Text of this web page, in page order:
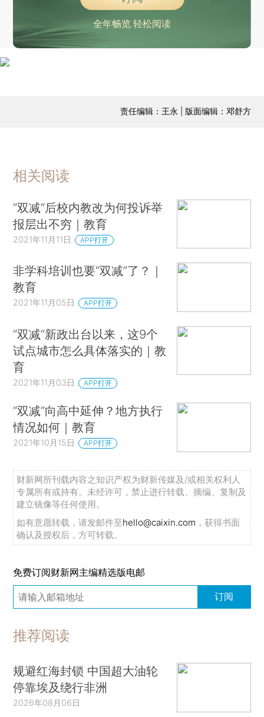
全年畅览 轻松阅读
责任编辑：王永 | 版面编辑：邓舒方
相关阅读
“双减”后校内教改为何投诉举
报层出不穷｜教育
2021年11月11日 APP打开
非学科培训也要“双减”了？｜
教育
2021年11月05日 APP打开
“双减”新政出台以来，这9个
试点城市怎么具体落实的｜教
育
2021年11月03日 APP打开
“双减”向高中延伸？地方执行
情况如何｜教育
2021年10月15日 APP打开
财新网所刊载内容之知识产权为财新传媒及/或相关权利人
专属所有或持有。未经许可，禁止进行转载、摘编、复制及
建立镜像等任何使用。
如有意愿转载，请发邮件至hello@caixin.com ，获得书面
确认及授权后，方可转载。
免费订阅财新网主编精选版电邮
订阅
推荐阅读
规避红海封锁 中国超大油轮
停靠埃及绕行非洲
2026年08月06日